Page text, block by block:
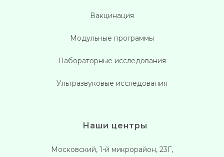
Наши центры
Московский, 1-й микрорайон, 23Г,
Лабораторные исследования
Ультразвуковые исследования
Вакцинация
Модульные программы